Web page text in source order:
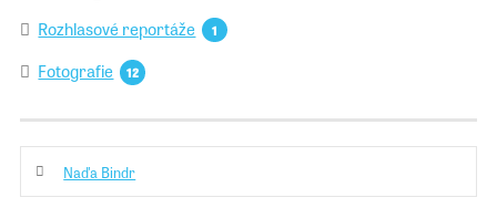
Rozhlasové reportáže 1
Fotografie 12
Naďa Bindr